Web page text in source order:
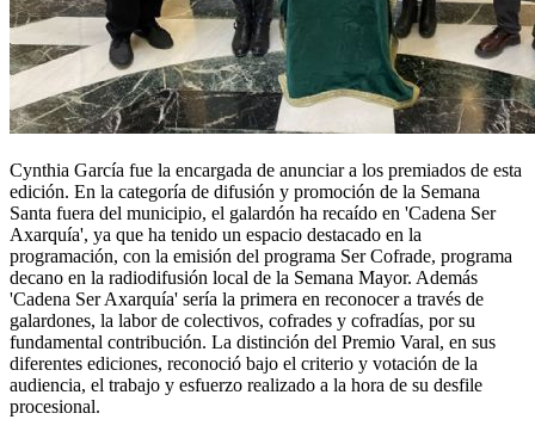
Cynthia García fue la encargada de anunciar a los premiados de esta
edición. En la categoría de difusión y promoción de la Semana
Santa fuera del municipio, el galardón ha recaído en 'Cadena Ser
Axarquía', ya que ha tenido un espacio destacado en la
programación, con la emisión del programa Ser Cofrade, programa
decano en la radiodifusión local de la Semana Mayor. Además
'Cadena Ser Axarquía' sería la primera en reconocer a través de
galardones, la labor de colectivos, cofrades y cofradías, por su
fundamental contribución. La distinción del Premio Varal, en sus
diferentes ediciones, reconoció bajo el criterio y votación de la
audiencia, el trabajo y esfuerzo realizado a la hora de su desfile
procesional.